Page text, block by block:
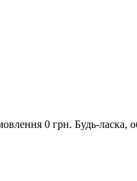
0 грн. Будь-ласка,